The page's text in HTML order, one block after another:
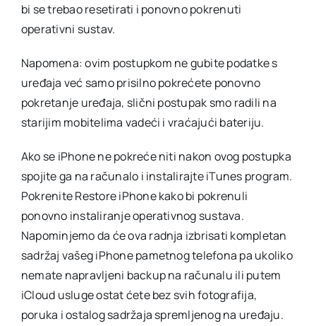
bi se trebao resetirati i ponovno pokrenuti
operativni sustav.
Napomena: ovim postupkom ne gubite podatke s
uređaja već samo prisilno pokrećete ponovno
pokretanje uređaja, slični postupak smo radili na
starijim mobitelima vadeći i vraćajući bateriju.
Ako se iPhone ne pokreće niti nakon ovog postupka
spojite ga na računalo i instalirajte iTunes program.
Pokrenite Restore iPhone kako bi pokrenuli
ponovno instaliranje operativnog sustava.
Napominjemo da će ova radnja izbrisati kompletan
sadržaj vašeg iPhone pametnog telefona pa ukoliko
nemate napravljeni backup na računalu ili putem
iCloud usluge ostat ćete bez svih fotografija,
poruka i ostalog sadržaja spremljenog na uređaju.